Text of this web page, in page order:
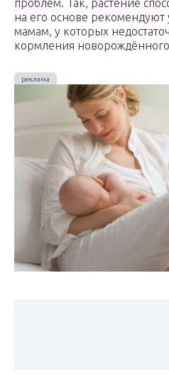
проблем. Так, растение
на его основе
мамам, у которых
кормления